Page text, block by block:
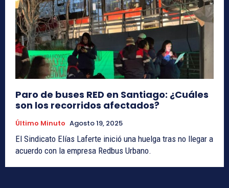
Paro de buses RED en Santiago: ¿Cuáles
son los recorridos afectados?
Último Minuto Agosto 19, 2025
El Sindicato Elías Laferte inició una huelga tras no llegar a
acuerdo con la empresa Redbus Urbano.